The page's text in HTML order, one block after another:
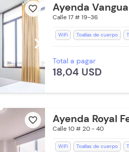
favorite_border
chevron_right
Ayenda
Calle 17 # 19-36
WiFi Toallas de cuerpo
Aceptan Mascotas (Cargo
Lavandería (Cargo Extra)
Total a pagar
18,04 USD
favorite_border Ayenda Royal
Calle 10 # 20 - 40
WiFi Toallas de cuerpo